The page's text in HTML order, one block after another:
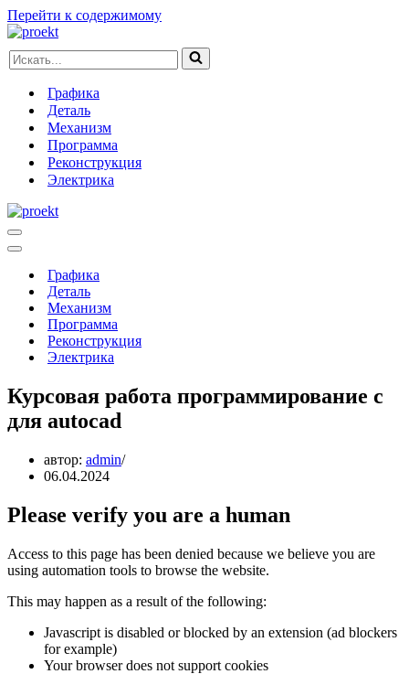
Перейти к содержимому
Искать...
Графика
Деталь
Механизм
Программа
Реконструкция
Электрика
Меню
навигации
Меню
навигацииГрафика
Деталь
Механизм
Программа
Реконструкция
Электрика
Курсовая работа программирование c
для autocad
автор: admin
06.04.2024
Please verify you are a human
Access to this page has been denied because we believe you are
using automation tools to browse the website.
This may happen as a result of the following:
Javascript is disabled or blocked by an extension (ad blockers
for example)
Your browser does not support cookies